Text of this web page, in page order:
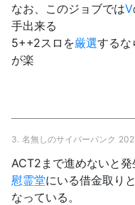
なお、このジョブではV
手出来る
5++2スロを厳選するな
が楽
3. 名無しのサイバーパンク
ACT2まで進めないと発
慰霊堂にいる借金取りと
なっている。